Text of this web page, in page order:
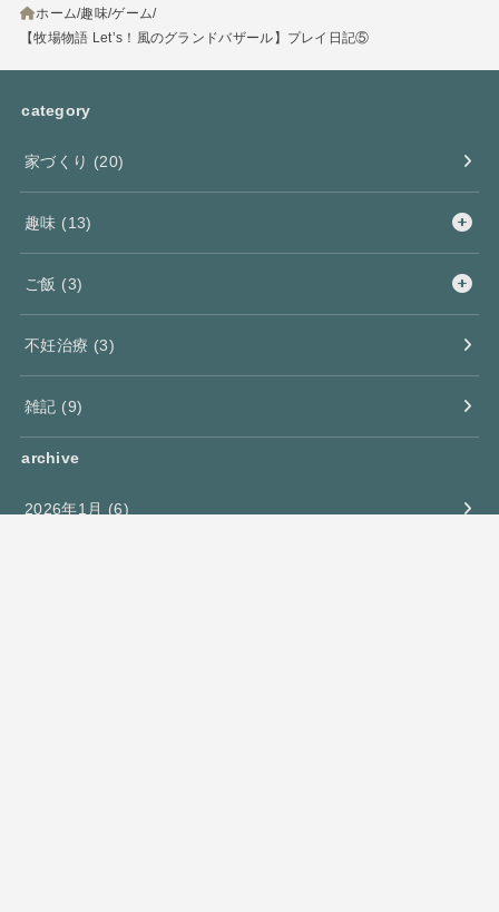
ホーム 趣味 ゲーム
【牧場物語 Let’s！風のグランドバザール】プレイ日記⑤
category
家づくり (20)
趣味 (13)
ご飯 (3)
不妊治療 (3)
雑記 (9)
archive
2026年1月 (6)